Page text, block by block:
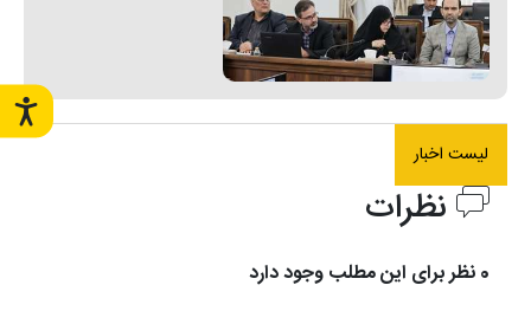
لیست اخبار
نظرات
0 نظر برای این مطلب وجود دارد